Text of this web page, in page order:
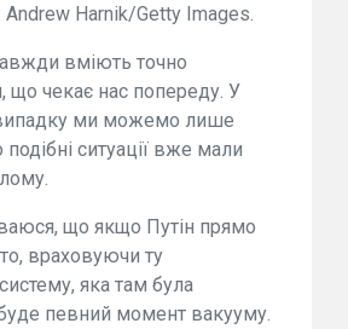
Andrew Harnik/Getty Images.
вміють точно
що чекає нас попереду. У
ми можемо лише
ситуації вже мали
що якщо Путін прямо
враховуючи ту
яка там була
певний момент вакууму.